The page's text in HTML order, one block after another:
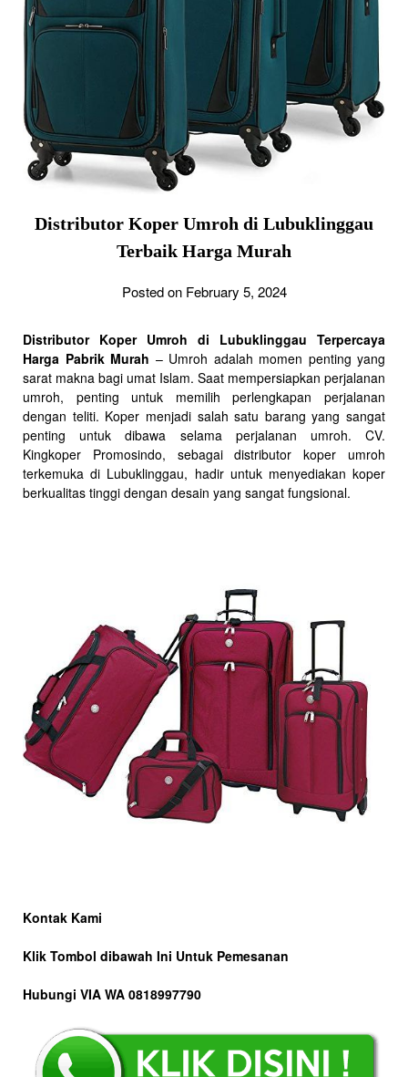
Distributor Koper Umroh di Lubuklinggau
Terbaik Harga Murah
Posted on February 5, 2024
Distributor Koper Umroh di Lubuklinggau Terpercaya
Harga Pabrik Murah – Umroh adalah momen penting yang
sarat makna bagi umat Islam. Saat mempersiapkan perjalanan
umroh, penting untuk memilih perlengkapan perjalanan
dengan teliti. Koper menjadi salah satu barang yang sangat
penting untuk dibawa selama perjalanan umroh. CV.
Kingkoper Promosindo, sebagai distributor koper umroh
terkemuka di Lubuklinggau, hadir untuk menyediakan koper
berkualitas tinggi dengan desain yang sangat fungsional.
Kontak Kami
Klik Tombol dibawah Ini Untuk Pemesanan
Hubungi VIA WA 0818997790